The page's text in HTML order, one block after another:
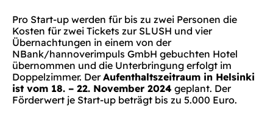
Pro Start-up werden für bis zu zwei Personen die
Kosten für zwei Tickets zur SLUSH und vier
Übernachtungen in einem von der
NBank/hannoverimpuls GmbH gebuchten Hotel
übernommen und die Unterbringung erfolgt im
Doppelzimmer. DerAufenthaltszeitraum in Helsinki
ist vom 18. – 22. November 2024 geplant. Der
Förderwert je Start-up beträgt bis zu 5.000 Euro.